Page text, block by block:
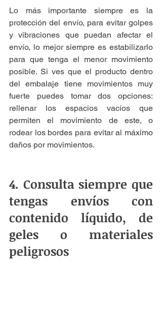
Lo más importante siempre es la
protección del envío, para evitar golpes
y vibraciones que puedan afectar el
envío, lo mejor siempre es estabilizarlo
para que tenga el menor movimiento
posible. Si ves que el producto dentro
del embalaje tiene movimientos muy
fuerte puedes tomar dos opciones:
rellenar los espacios vacíos que
permiten el movimiento de este, o
rodear los bordes para evitar al máximo
daños por movimientos.
4. Consulta siempre que
tengas envíos con
contenido líquido, de
geles o materiales
peligrosos